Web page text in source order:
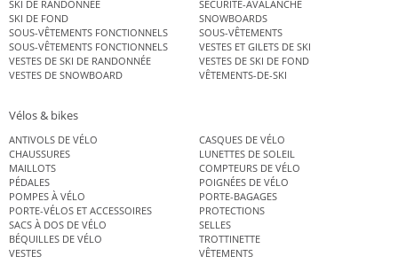
SKI DE RANDONNÉE
SÉCURITÉ-AVALANCHE
SKI DE FOND
SNOWBOARDS
SOUS-VÊTEMENTS FONCTIONNELS
SOUS-VÊTEMENTS
SOUS-VÊTEMENTS FONCTIONNELS
VESTES ET GILETS DE SKI
VESTES DE SKI DE RANDONNÉE
VESTES DE SKI DE FOND
VESTES DE SNOWBOARD
VÊTEMENTS-DE-SKI
Vélos & bikes
ANTIVOLS DE VÉLO
CASQUES DE VÉLO
CHAUSSURES
LUNETTES DE SOLEIL
MAILLOTS
COMPTEURS DE VÉLO
PÉDALES
POIGNÉES DE VÉLO
POMPES À VÉLO
PORTE-BAGAGES
PORTE-VÉLOS ET ACCESSOIRES
PROTECTIONS
SACS À DOS DE VÉLO
SELLES
BÉQUILLES DE VÉLO
TROTTINETTE
VESTES
VÊTEMENTS